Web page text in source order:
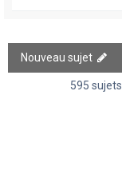
Nouveau sujet
595 sujets